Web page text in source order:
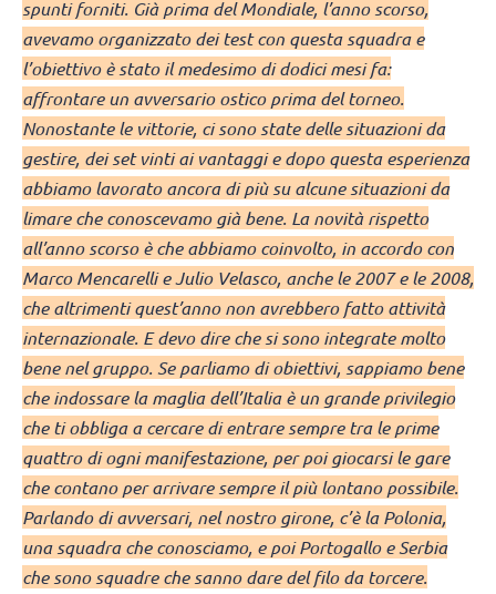
spunti forniti. Già prima del Mondiale, l’anno scorso,
avevamo organizzato dei test con questa squadra e
l’obiettivo è stato il medesimo di dodici mesi fa:
affrontare un avversario ostico prima del torneo.
Nonostante le vittorie, ci sono state delle situazioni da
gestire, dei set vinti ai vantaggi e dopo questa esperienza
abbiamo lavorato ancora di più su alcune situazioni da
limare che conoscevamo già bene. La novità rispetto
all’anno scorso è che abbiamo coinvolto, in accordo con
Marco Mencarelli e Julio Velasco, anche le 2007 e le 2008,
che altrimenti quest’anno non avrebbero fatto attività
internazionale. E devo dire che si sono integrate molto
bene nel gruppo. Se parliamo di obiettivi, sappiamo bene
che indossare la maglia dell’Italia è un grande privilegio
che ti obbliga a cercare di entrare sempre tra le prime
quattro di ogni manifestazione, per poi giocarsi le gare
che contano per arrivare sempre il più lontano possibile.
Parlando di avversari, nel nostro girone, c’è la Polonia,
una squadra che conosciamo, e poi Portogallo e Serbia
che sono squadre che sanno dare del filo da torcere.